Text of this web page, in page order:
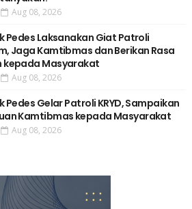
Aug 08, 2026
Pedes Laksanakan Giat Patroli
Jaga Kamtibmas dan Berikan Rasa
kepada Masyarakat
Aug 08, 2026
Pedes Gelar Patroli KRYD, Sampaikan
Kamtibmas kepada Masyarakat
Aug 08, 2026